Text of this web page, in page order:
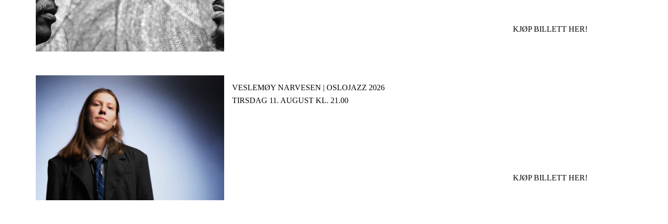
KJØP BILLETT HER!
VESLEMØY NARVESEN | OSLOJAZZ 2026
TIRSDAG 11. AUGUST KL. 21.00
KJØP BILLETT HER!